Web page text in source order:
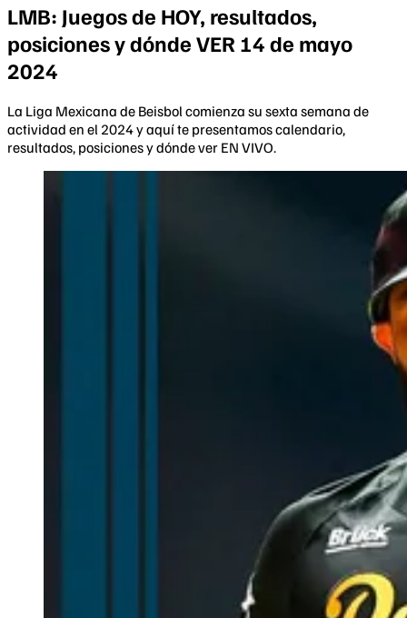
LMB: Juegos de HOY, resultados,
posiciones y dónde VER 14 de mayo
2024
La Liga Mexicana de Beisbol comienza su sexta semana de
actividad en el 2024 y aquí te presentamos calendario,
resultados, posiciones y dónde ver EN VIVO.